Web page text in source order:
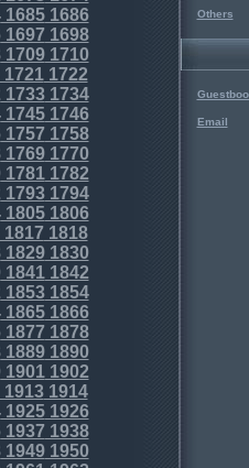
16851686
1697 1698
17091710
17211722
17331734
17451746
1757 1758
17691770
17811782
17931794
18051806
1817 1818
18291830
18411842
18531854
18651866
1877 1878
18891890
19011902
19131914
19251926
1937 1938
19491950
Others
Email